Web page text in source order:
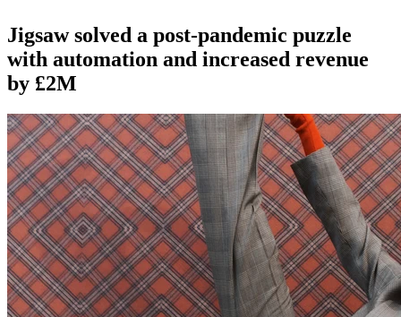
Jigsaw solved a post-pandemic puzzle
with automation and increased revenue
by £2M